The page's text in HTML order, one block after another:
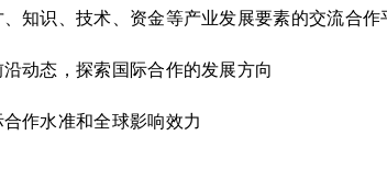
知识、技术、资金等产业发展要素的交流合作
动态，探索国际合作的发展方向
作水准和全球影响效力